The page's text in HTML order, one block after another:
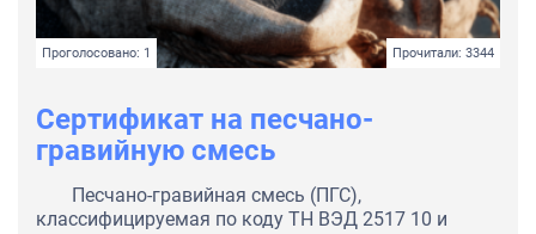
Проголосовано: 1 Прочитали: 3344
Сертификат на песчано-
гравийную смесь
Песчано-гравийная смесь (ПГС),
классифицируемая по коду ТН ВЭД 2517 10 и